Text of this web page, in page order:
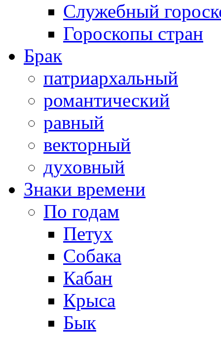
Служебный
Гороскопы стран
Брак
патриархальный
романтический
равный
векторный
духовный
Знаки времени
По годам
Петух
Собака
Кабан
Крыса
Бык